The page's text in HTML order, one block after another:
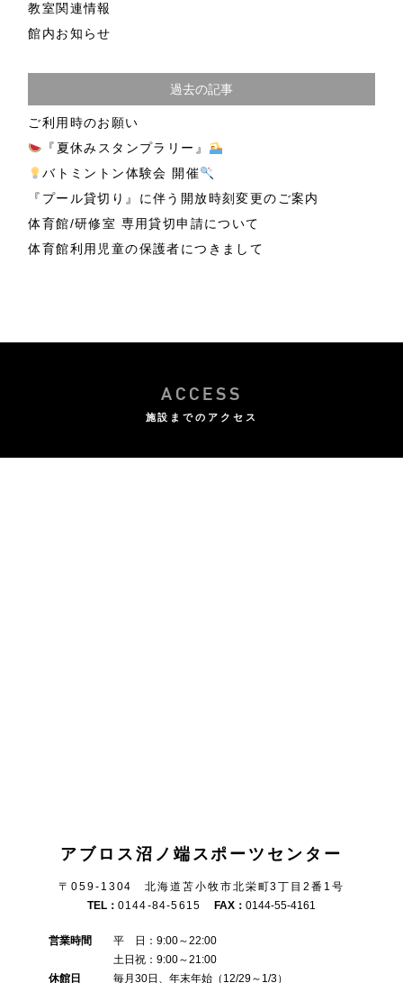
教室関連情報
館内お知らせ
過去の記事
ご利用時のお願い
『夏休みスタンプラリー』
バトミントン体験会 開催
『プール貸切り』に伴う開放時刻変更のご案内
体育館/研修室 専用貸切申請について
体育館利用児童の保護者につきまして
ACCESS
施設までのアクセス
アブロス沼ノ端スポーツセンター
〒059-1304 北海道苫小牧市北栄町3丁目2番1号
TEL： 0144-84-5615 FAX：0144-55-4161
営業時間 平 日：9:00～22:00
土日祝：9:00～21:00
休館日 毎月30日、年末年始（12/29～1/3）